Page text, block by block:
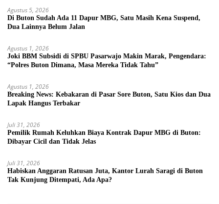
Agustus 5, 2026
Di Buton Sudah Ada 11 Dapur MBG, Satu Masih Kena Suspend,
Dua Lainnya Belum Jalan
Agustus 1, 2026
Joki BBM Subsidi di SPBU Pasarwajo Makin Marak, Pengendara:
“Polres Buton Dimana, Masa Mereka Tidak Tahu”
Agustus 1, 2026
Breaking News: Kebakaran di Pasar Sore Buton, Satu Kios dan Dua
Lapak Hangus Terbakar
Juli 31, 2026
Pemilik Rumah Keluhkan Biaya Kontrak Dapur MBG di Buton:
Dibayar Cicil dan Tidak Jelas
Juli 31, 2026
Habiskan Anggaran Ratusan Juta, Kantor Lurah Saragi di Buton
Tak Kunjung Ditempati, Ada Apa?